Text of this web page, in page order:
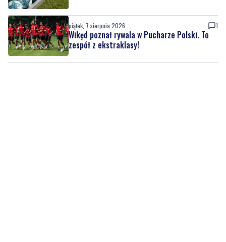
piątek, 7 sierpnia 2026 1
Wikęd poznał rywala w Pucharze Polski. To
zespół z ekstraklasy!